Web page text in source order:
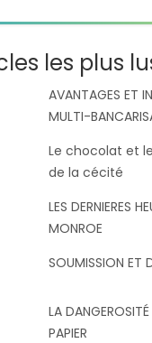
les plus
AVANTAGES ET
MULTI-
Le chocolat et
de la cécité
LES DERNIERES
MONROE
SOUMISSION ET
LA
PAPIER